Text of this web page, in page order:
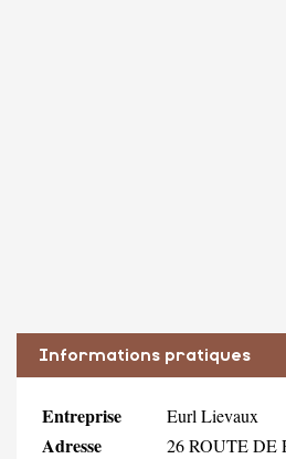
Informations pratiques
Entreprise Eurl Lievaux
Adresse 26 ROUTE DE